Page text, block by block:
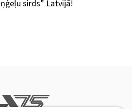
sirds” Latvijā!